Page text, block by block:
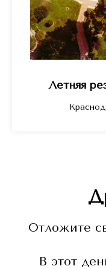
Летняя
Отложите
В этот